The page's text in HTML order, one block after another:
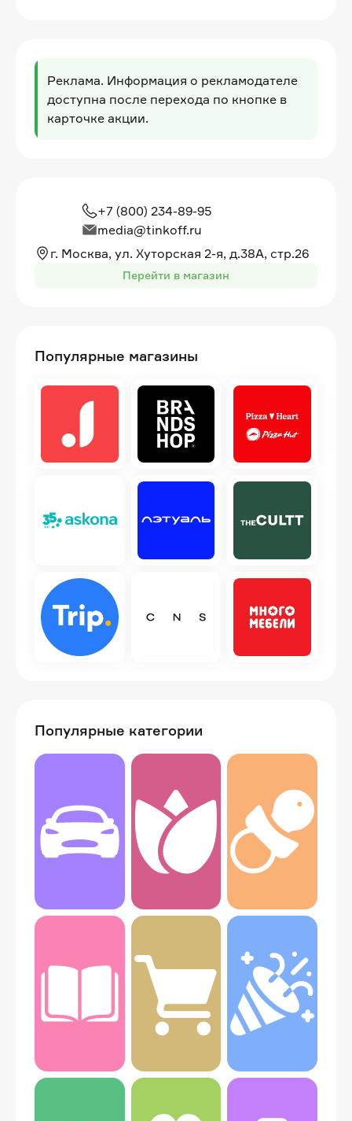
Реклама. Информация о рекламодателе
доступна после перехода по кнопке в
карточке акции.
+7 (800) 234-89-95
media@tinkoff.ru
г. Москва, ул. Хуторская 2-я, д.38А, стр.26
Перейти в магазин
Популярные магазины
Популярные категории